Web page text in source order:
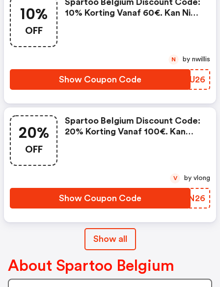
10%
OFF
Spartoo Belgium Discount Code:
10% Korting Vanaf 60€. Kan Niet
Show Coupon Code USTU26
N by nwillis
20%
OFF
Spartoo Belgium Discount Code:
20% Korting Vanaf 100€. Kan
Show Coupon Code SPIN26
V by vlong
Show all
About Spartoo Belgium